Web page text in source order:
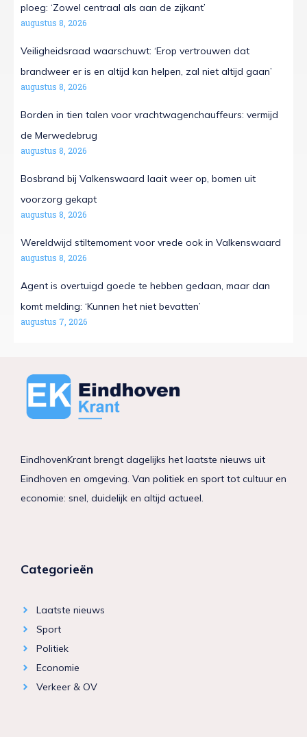
ploeg: ‘Zowel centraal als aan de zijkant’
augustus 8, 2026
Veiligheidsraad waarschuwt: ‘Erop vertrouwen dat
brandweer er is en altijd kan helpen, zal niet altijd gaan’
augustus 8, 2026
Borden in tien talen voor vrachtwagenchauffeurs: vermijd
de Merwedebrug
augustus 8, 2026
Bosbrand bij Valkenswaard laait weer op, bomen uit
voorzorg gekapt
augustus 8, 2026
Wereldwijd stiltemoment voor vrede ook in Valkenswaard
augustus 8, 2026
Agent is overtuigd goede te hebben gedaan, maar dan
komt melding: ‘Kunnen het niet bevatten’
augustus 7, 2026
EindhovenKrant brengt dagelijks het laatste nieuws uit
Eindhoven en omgeving. Van politiek en sport tot cultuur en
economie: snel, duidelijk en altijd actueel.
Categorieën
Laatste nieuws
Sport
Politiek
Economie
Verkeer & OV